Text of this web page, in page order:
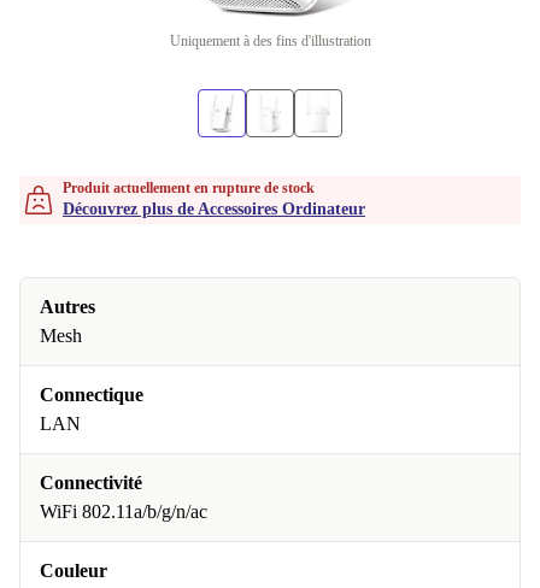
Uniquement à des fins d'illustration
Produit actuellement en rupture de stock
Découvrez plus de Accessoires Ordinateur
Autres
Mesh
Connectique
LAN
Connectivité
WiFi 802.11a/b/g/n/ac
Couleur